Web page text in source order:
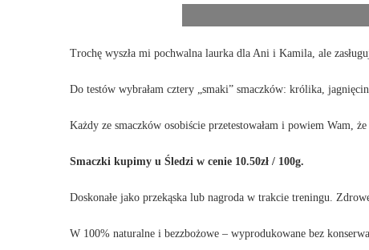
Trochę wyszła mi pochwalna laurka dla Ani i Kamila, ale
Do testów wybrałam cztery „smaki” smaczków: królika,
Każdy ze smaczków osobiście przetestowałam i powiem Wam,
Smaczki kupimy u Śledzi w cenie 10.50zł / 100g.
Doskonałe jako przekąska lub nagroda w trakcie treningu.
W 100% naturalne i bezzbożowe – wyprodukowane bez